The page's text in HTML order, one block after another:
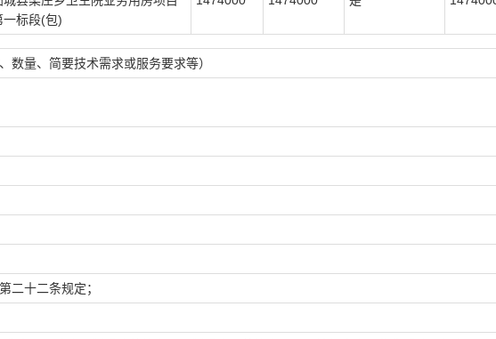
一标段(包)
数量、简要技术需求或服务要求等）
二十二条规定；